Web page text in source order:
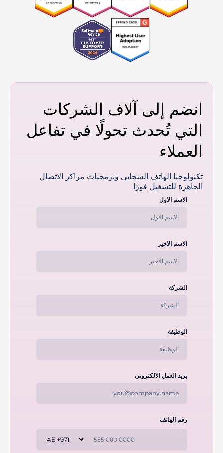
انضم إلى آلاف الشركات
التي تُحدث تحولًا في تفاعل
العملاء
تكنولوجيا الهاتف السحابي وبرمجيات مراكز الاتصال
الجاهزة للتشغيل فورًا
الاسم الاول
الاسم الاخير
الشركة
الوظيفة
بريد العمل الالكتروني
رقم الهاتف